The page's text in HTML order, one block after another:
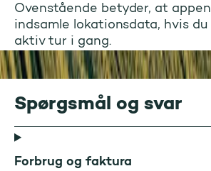
Ovenstående betyder, at
indsamle lokationsdata, hvis
aktiv tur i gang.
Spørgsmål og svar
Forbrug og faktura